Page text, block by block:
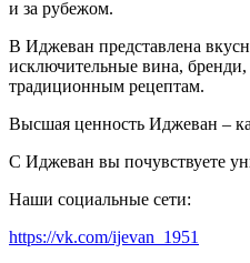
и за рубежом.
В Иджеван представлена
исключительные вина,
традиционным рецептам.
Высшая ценность Иджеван –
С Иджеван вы почувствуете
Наши социальные сети:
https://vk.com/ijevan_1951